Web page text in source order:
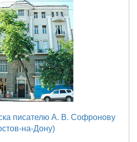
писателю А. В. Софронову
на-Дону)